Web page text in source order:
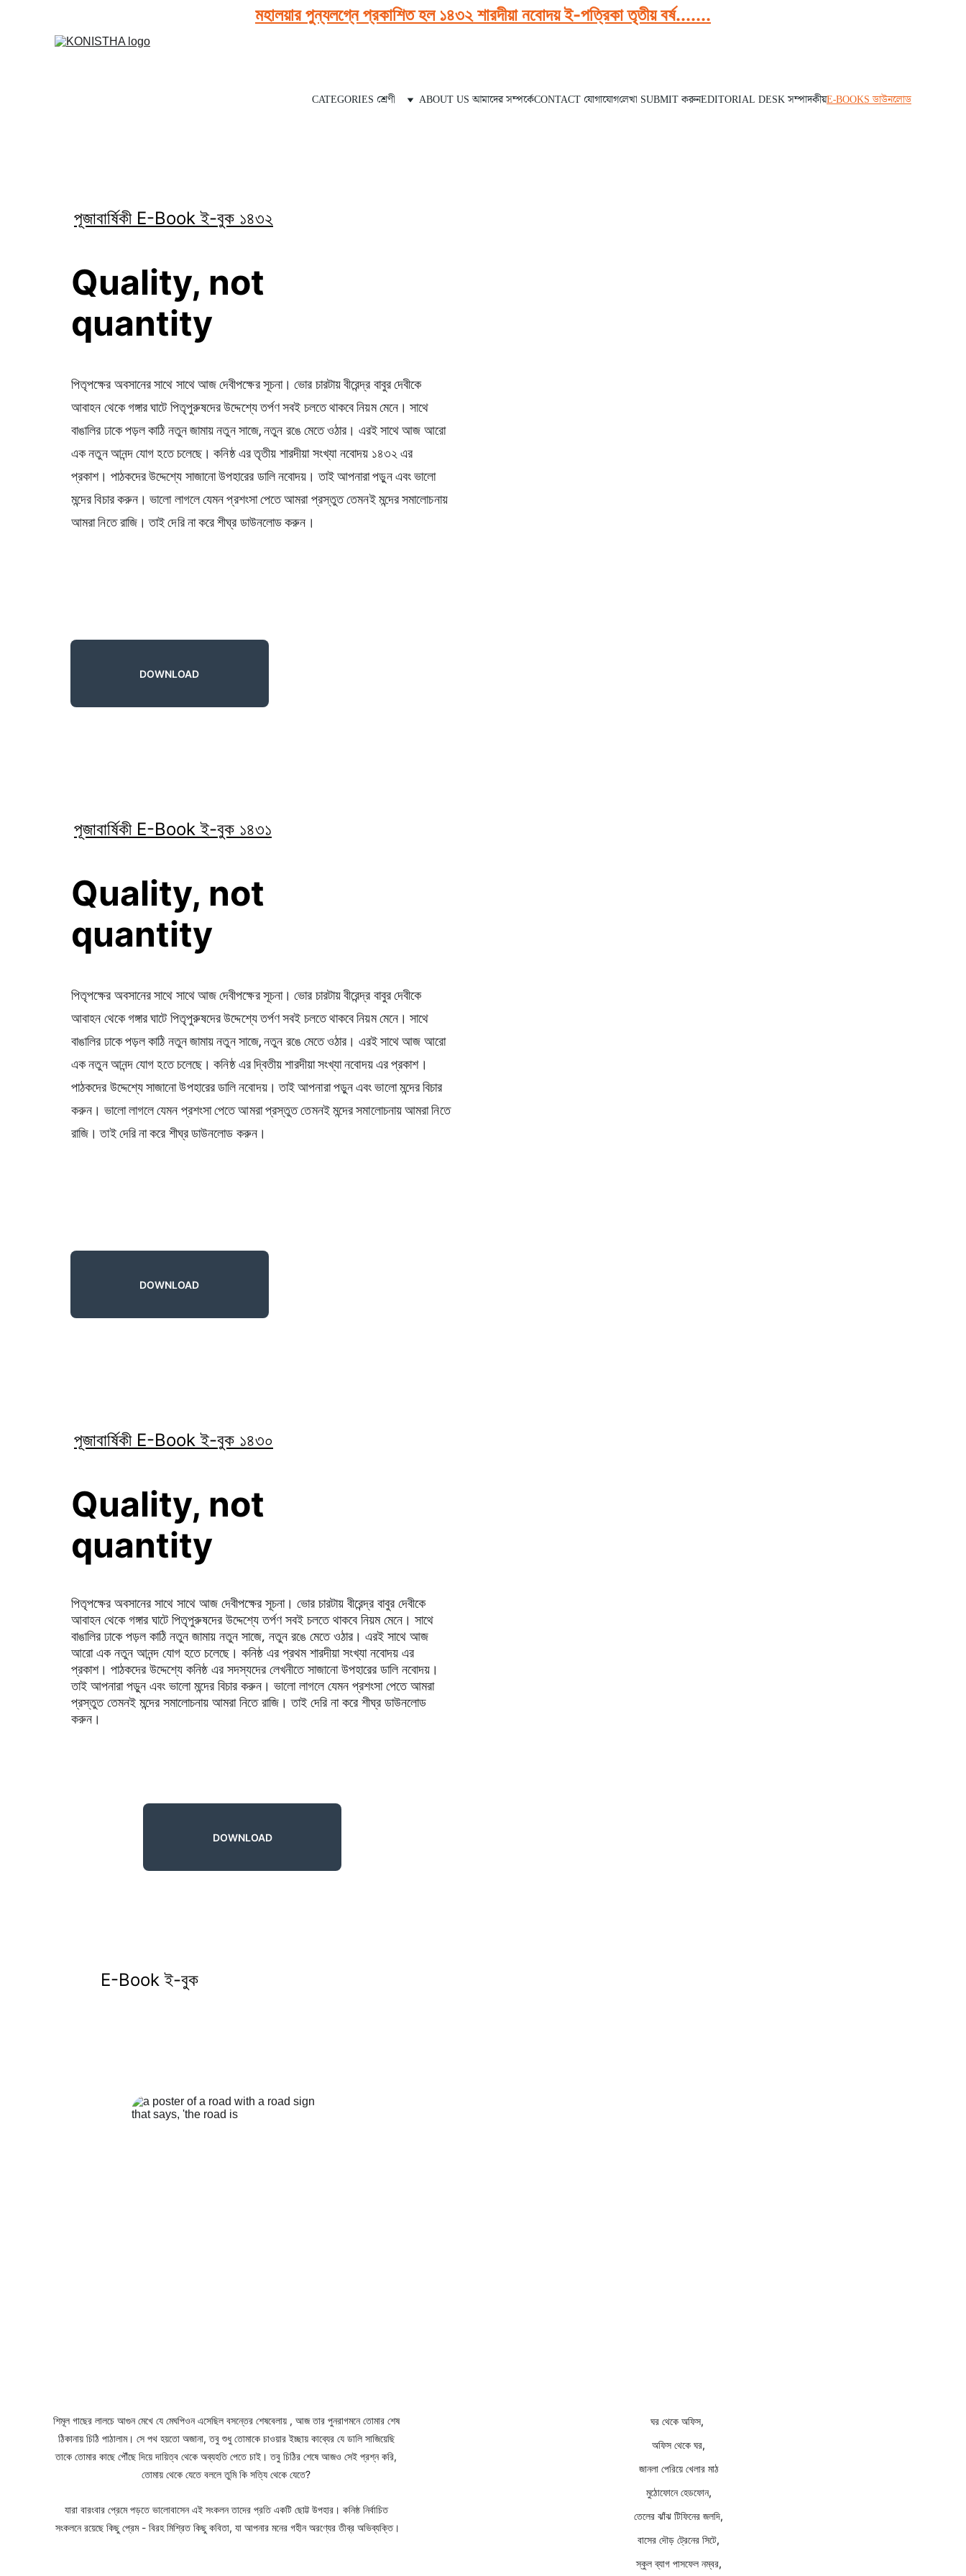
মহালয়ার পুন্যলগ্নে প্রকাশিত হল ১৪৩২ শারদীয়া নবোদয় ই-পত্রিকা তৃতীয় বর্ষ.......
CATEGORIES শ্রেণী ABOUT US আমাদের সম্পর্কেCONTACT যোগাযোগলেখা SUBMIT করুনEDITORIAL DESK সম্পাদকীয়E-BOOKS ডাউনলোড
পূজাবার্ষিকী E-Book ই-বুক ১৪৩২
Quality, not
quantity
পিতৃপক্ষের অবসানের সাথে সাথে আজ দেবীপক্ষের সূচনা। ভোর চারটায় বীরেন্দ্র বাবুর দেবীকে
আবাহন থেকে গঙ্গার ঘাটে পিতৃপুরুষদের উদ্দেশ্যে তর্পণ সবই চলতে থাকবে নিয়ম মেনে। সাথে
বাঙালির ঢাকে পড়ল কাঠি নতুন জামায় নতুন সাজে, নতুন রঙে মেতে ওঠার। এরই সাথে আজ আরো
এক নতুন আনন্দ যোগ হতে চলেছে। কনিষ্ঠ এর তৃতীয় শারদীয়া সংখ্যা নবোদয় ১৪৩২ এর
প্রকাশ। পাঠকদের উদ্দেশ্যে সাজানো উপহারের ডালি নবোদয়। তাই আপনারা পড়ুন এবং ভালো
মন্দের বিচার করুন। ভালো লাগলে যেমন প্রশংসা পেতে আমরা প্রস্তুত তেমনই মন্দের সমালোচনায়
আমরা নিতে রাজি। তাই দেরি না করে শীঘ্র ডাউনলোড করুন।
DOWNLOAD
পূজাবার্ষিকী E-Book ই-বুক ১৪৩১
Quality, not
quantity
পিতৃপক্ষের অবসানের সাথে সাথে আজ দেবীপক্ষের সূচনা। ভোর চারটায় বীরেন্দ্র বাবুর দেবীকে
আবাহন থেকে গঙ্গার ঘাটে পিতৃপুরুষদের উদ্দেশ্যে তর্পণ সবই চলতে থাকবে নিয়ম মেনে। সাথে
বাঙালির ঢাকে পড়ল কাঠি নতুন জামায় নতুন সাজে, নতুন রঙে মেতে ওঠার। এরই সাথে আজ আরো
এক নতুন আনন্দ যোগ হতে চলেছে। কনিষ্ঠ এর দ্বিতীয় শারদীয়া সংখ্যা নবোদয় এর প্রকাশ।
পাঠকদের উদ্দেশ্যে সাজানো উপহারের ডালি নবোদয়। তাই আপনারা পড়ুন এবং ভালো মন্দের বিচার
করুন। ভালো লাগলে যেমন প্রশংসা পেতে আমরা প্রস্তুত তেমনই মন্দের সমালোচনায় আমরা নিতে
রাজি। তাই দেরি না করে শীঘ্র ডাউনলোড করুন।
DOWNLOAD
পূজাবার্ষিকী E-Book ই-বুক ১৪৩০
Quality, not
quantity
পিতৃপক্ষের অবসানের সাথে সাথে আজ দেবীপক্ষের সূচনা। ভোর চারটায় বীরেন্দ্র বাবুর দেবীকে
আবাহন থেকে গঙ্গার ঘাটে পিতৃপুরুষদের উদ্দেশ্যে তর্পণ সবই চলতে থাকবে নিয়ম মেনে। সাথে
বাঙালির ঢাকে পড়ল কাঠি নতুন জামায় নতুন সাজে, নতুন রঙে মেতে ওঠার। এরই সাথে আজ
আরো এক নতুন আনন্দ যোগ হতে চলেছে। কনিষ্ঠ এর প্রথম শারদীয়া সংখ্যা নবোদয় এর
প্রকাশ। পাঠকদের উদ্দেশ্যে কনিষ্ঠ এর সদস্যদের লেখনীতে সাজানো উপহারের ডালি নবোদয়।
তাই আপনারা পড়ুন এবং ভালো মন্দের বিচার করুন। ভালো লাগলে যেমন প্রশংসা পেতে আমরা
প্রস্তুত তেমনই মন্দের সমালোচনায় আমরা নিতে রাজি। তাই দেরি না করে শীঘ্র ডাউনলোড
করুন।
DOWNLOAD
E-Book ই-বুক
শিমূল গাছের লালচে আগুন মেখে যে মেঘপিওন এসেছিল বসন্তের শেষবেলায় , আজ তার পুনরাগমনে তোমার শেষ
ঠিকানায় চিঠি পাঠালাম। সে পথ হয়তো অজানা, তবু শুধু তোমাকে চাওয়ার ইচ্ছায় কাব্যের যে ডালি সাজিয়েছি
তাকে তোমার কাছে পৌঁছে দিয়ে দায়িত্ব থেকে অব্যহতি পেতে চাই। তবু চিঠির শেষে আজও সেই প্রশ্ন করি,
তোমায় থেকে যেতে বললে তুমি কি সত্যি থেকে যেতে?
যারা বারংবার প্রেমে পড়তে ভালোবাসেন এই সংকলন তাদের প্রতি একটি ছোট্ট উপহার। কনিষ্ঠ নির্বাচিত
সংকলনে রয়েছে কিছু প্রেম - বিরহ মিশ্রিত কিছু কবিতা, যা আপনার মনের গহীন অরণ্যের তীব্র অভিব্যক্তি।
ঘর থেকে অফিস,
অফিস থেকে ঘর,
জানলা পেরিয়ে খেলার মাঠ
মুঠোফোনে হেডফোন,
তেলের ঝাঁঝ টিফিনের জলদি,
বাসের দৌড় ট্রেনের সিটে,
স্কুল ব্যাগ পাসফেল নম্বর,